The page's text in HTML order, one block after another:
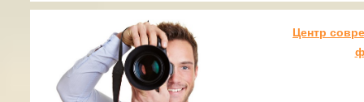
Центр